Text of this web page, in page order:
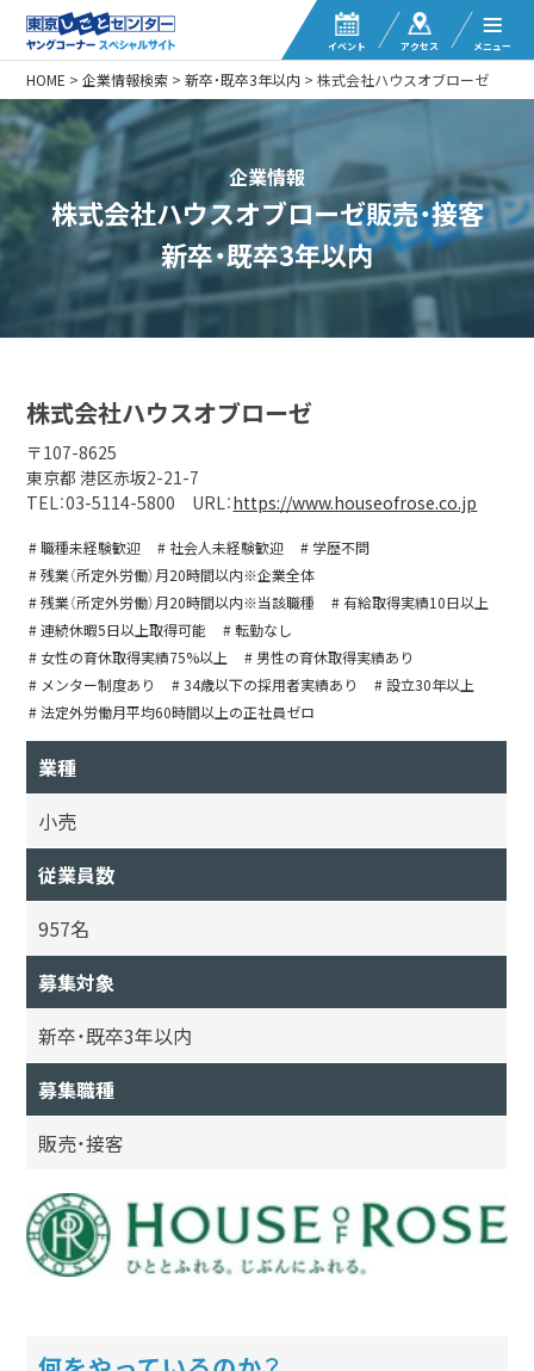
イベント アクセス メニュー
HOME >企業情報検索 >新卒・既卒3年以内 >株式会社ハウスオブローゼ
企業情報
株式会社ハウスオブローゼ販売・接客
新卒・既卒3年以内
株式会社ハウスオブローゼ
〒107-8625
東京都 港区赤坂2-21-7
TEL：03-5114-5800 URL：https://www.houseofrose.co.jp
# 職種未経験歓迎 # 社会人未経験歓迎
# 学歴不問
# 残業（所定外労働）月20時間以内※企業全体
# 残業（所定外労働）月20時間以内※当該職種
# 有給取得実績10日以上
# 連続休暇5日以上取得可能
# 転勤なし
# 女性の育休取得実績75%以上
# 男性の育休取得実績あり
# メンター制度あり
# 34歳以下の採用者実績あり
# 設立30年以上
# 法定外労働月平均60時間以上の正社員ゼロ
業種
小売
従業員数
957名
募集対象
新卒・既卒3年以内
募集職種
販売・接客